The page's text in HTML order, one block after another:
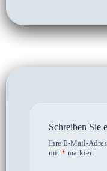
Schreiben Sie
Ihre E-Mail-
mit * markiert